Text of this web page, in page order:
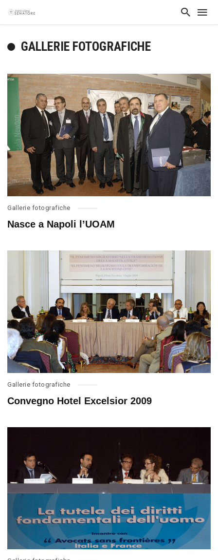
GALLERIE FOTOGRAFICHE
Gallerie fotografiche
Nasce a Napoli l’UOAM
Gallerie fotografiche
Convegno Hotel Excelsior 2009